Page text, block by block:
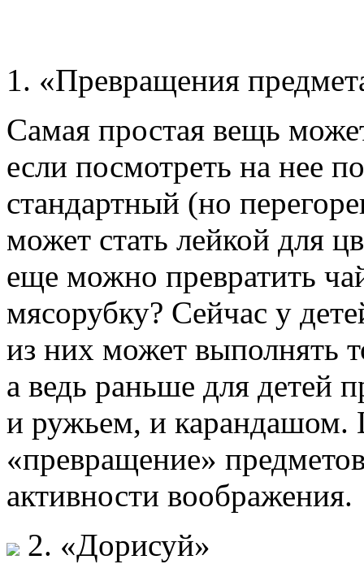
1. «Превращения
Самая простая вещь
если посмотреть на нее
стандартный (но
может стать лейкой для
еще можно превратить
мясорубку? Сейчас у
из них может выполнять
а ведь раньше для детей
и ружьем, и карандашом.
«превращение»
активности воображения.
2. «Дорисуй»